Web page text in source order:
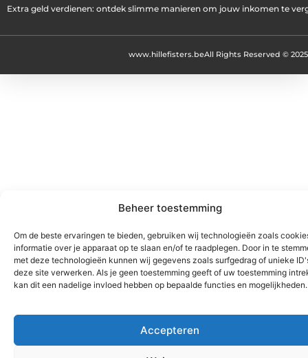
Beheer toestemming
Om de beste ervaringen te bieden, gebruiken wij technologieën zoals
informatie over je apparaat op te slaan en/of te raadplegen. Door in te
met deze technologieën kunnen wij gegevens zoals surfgedrag of unieke
deze site verwerken. Als je geen toestemming geeft of uw toestemming
kan dit een nadelige invloed hebben op bepaalde functies en mogelijkheden.
Accepteren
Extra geld verdienen: ontdek slimme manieren om jouw inkomen te
All Rights Reserved © 2025
www.hillefisters.be